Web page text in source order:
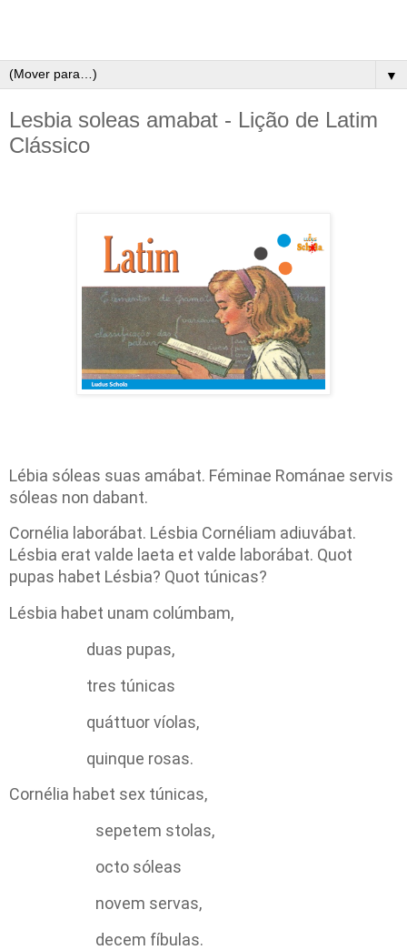
▼
Lesbia soleas amabat - Lição de Latim
Clássico
Lébia sóleas suas amábat. Féminae Románae servis
sóleas non dabant.
Cornélia laborábat. Lésbia Cornéliam adiuvábat.
Lésbia erat valde laeta et valde laborábat. Quot
pupas habet Lésbia? Quot túnicas?
Lésbia habet unam colúmbam,
duas pupas,
tres túnicas
quáttuor víolas,
quinque rosas.
Cornélia habet sex túnicas,
sepetem stolas,
octo sóleas
novem servas,
decem fíbulas.